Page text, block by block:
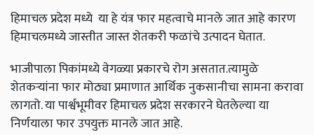
हिमाचल प्रदेश मध्ये या हे यंत्र फार महत्वाचे मानले जात आहे कारण
हिमाचलमध्ये जास्तीत जास्त शेतकरी फळांचे उत्पादन घेतात.
भाजीपाला पिकांमध्ये वेगळ्या प्रकारचे रोग असतात.त्यामुळे
शेतकऱ्यांना फार मोठ्या प्रमाणात आर्थिक नुकसानीचा सामना करावा
लागतो. या पार्श्वभूमीवर हिमाचल प्रदेश सरकारने घेतलेल्या या
निर्णयाला फार उपयुक्त मानले जात आहे.